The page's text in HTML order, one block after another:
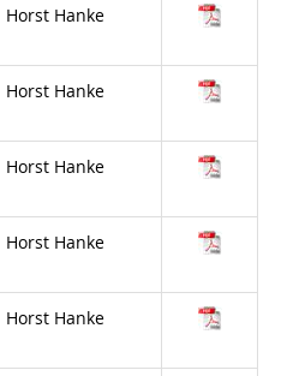
Horst Hanke
Horst Hanke
Horst Hanke
Horst Hanke
Horst Hanke